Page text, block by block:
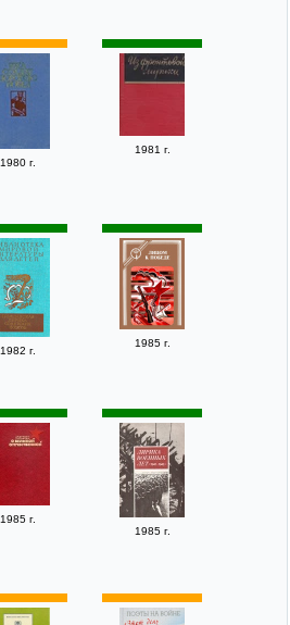
1980 г.
1981 г.
1982 г.
1985 г.
1985 г.
1985 г.